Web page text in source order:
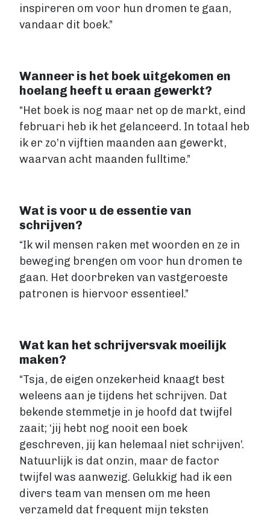
Kinderboek
Roman
Diensten
Prijzen
Blog
Over ons
Login
Contact
Account maken
inspireren om voor hun dromen te gaan,
vandaar dit boek.”
Wanneer is het boek uitgekomen en
hoelang heeft u eraan gewerkt?
“Het boek is nog maar net op de markt, eind
februari heb ik het gelanceerd. In totaal heb
ik er zo’n vijftien maanden aan gewerkt,
waarvan acht maanden fulltime.”
Wat is voor u de essentie van
schrijven?
“Ik wil mensen raken met woorden en ze in
beweging brengen om voor hun dromen te
gaan. Het doorbreken van vastgeroeste
patronen is hiervoor essentieel.”
Wat kan het schrijversvak moeilijk
maken?
“Tsja, de eigen onzekerheid knaagt best
weleens aan je tijdens het schrijven. Dat
bekende stemmetje in je hoofd dat twijfel
zaait; ‘jij hebt nog nooit een boek
geschreven, jij kan helemaal niet schrijven’.
Natuurlijk is dat onzin, maar de factor
twijfel was aanwezig. Gelukkig had ik een
divers team van mensen om me heen
verzameld dat frequent mijn teksten